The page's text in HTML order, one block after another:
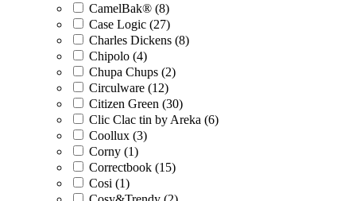
CamelBak® (8)
Case Logic (27)
Charles Dickens (8)
Chipolo (4)
Chupa Chups (2)
Circulware (12)
Citizen Green (30)
Clic Clac tin by Areka (6)
Coollux (3)
Corny (1)
Correctbook (15)
Cosi (1)